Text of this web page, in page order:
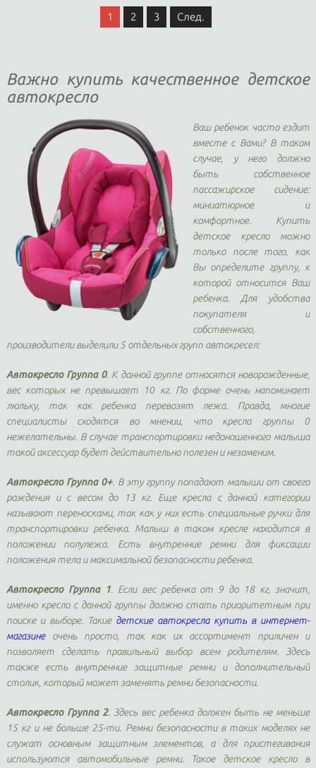
1 2 3 След.
Важно купить качественное детское
автокресло
Ваш ребенок часто ездит
вместе с Вами? В таком
случае, у него должно
быть собственное
пассажирское сидение:
миниатюрное и
комфортное. Купить
детское кресло можно
только после того, как
Вы определите группу, к
которой относится Ваш
ребенка. Для удобства
покупателя и
собственного,
производители выделили 5 отдельных групп автокресел:
Автокресло Группа 0. К данной группе относятся новорожденные,
вес которых не превышает 10 кг. По форме очень напоминает
люльку, так как ребенка перевозят лежа. Правда, многие
специалисты сходятся во мнении, что кресла группы 0
нежелательны. В случае транспортировки недоношенного малыша
такой аксессуар будет действительно полезен и незаменим.
Автокресло Группа 0+. В эту группу попадают малыши от своего
рождения и с весом до 13 кг. Еще кресла с данной категории
называют переносками, так как у них есть специальные ручки для
транспортировки ребенка. Малыш в таком кресле находится в
положении полулежа. Есть внутренние ремни для фиксации
положения тела и максимальной безопасности ребенка.
Автокресло Группа 1. Если вес ребенка от 9 до 18 кг, значит,
именно кресло с данной группы должно стать приоритетным при
поиске и выборе. Такие детские автокресла купить в интернет-
магазинеочень просто, так как их ассортимент приличен и
позволяет сделать правильный выбор всем родителям. Здесь
также есть внутренние защитные ремни и дополнительный
столик, который может заменять ремни безопасности.
Автокресло Группа 2. Здесь вес ребенка должен быть не меньше
15 кг и не больше 25-ти. Ремни безопасности в таких моделях не
служат основным защитным элементов, а для пристегивания
используются автомобильные ремни. Такое детское кресло в